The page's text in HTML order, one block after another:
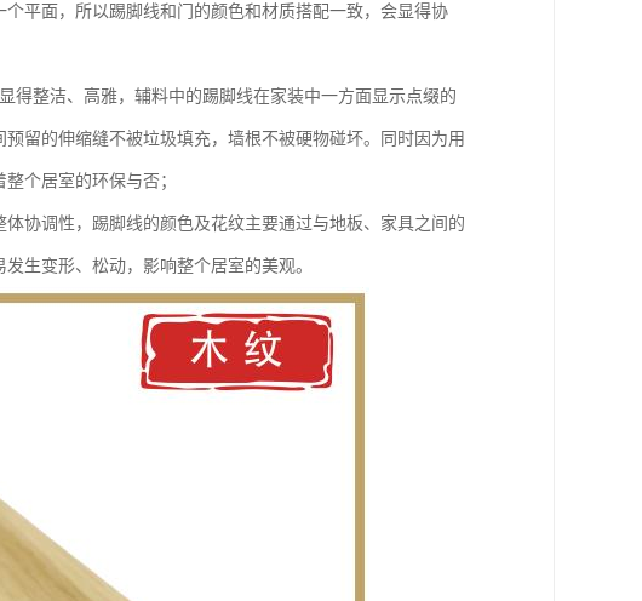
平面，所以踢脚线和门的颜色和材质搭配一致，会显得协
得整洁、高雅，辅料中的踢脚线在家装中一方面显示点缀的
留的伸缩缝不被垃圾填充，墙根不被硬物碰坏。同时因为用
个居室的环保与否；
协调性，踢脚线的颜色及花纹主要通过与地板、家具之间的
生变形、松动，影响整个居室的美观。